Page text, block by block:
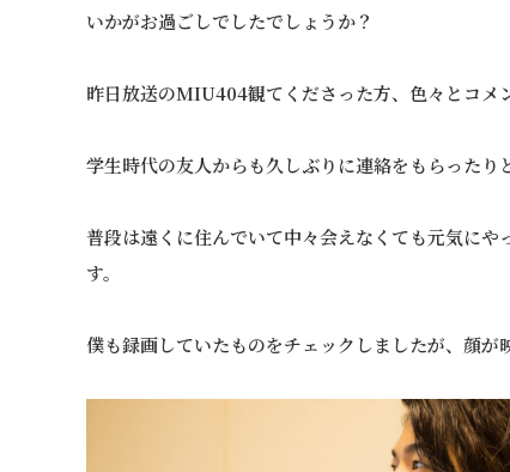
いかがお過ごしでしたでしょうか？
昨日放送のMIU404観てくださった方、色々とコメ
学生時代の友人からも久しぶりに連絡をもらったり
普段は遠くに住んでいて中々会えなくても元気に
す。
僕も録画していたものをチェックしましたが、顔が